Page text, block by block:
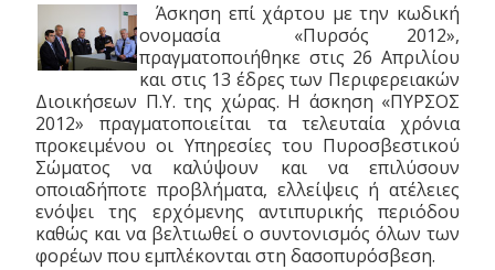
Άσκηση επί χάρτου με την κωδική
ονομασία «Πυρσός 2012»,
πραγματοποιήθηκε στις 26 Απριλίου
και στις 13 έδρες των Περιφερειακών
Διοικήσεων Π.Υ. της χώρας. Η άσκηση «ΠΥΡΣΟΣ
2012» πραγματοποιείται τα τελευταία χρόνια
προκειμένου οι Υπηρεσίες του Πυροσβεστικού
Σώματος να καλύψουν και να επιλύσουν
οποιαδήποτε προβλήματα, ελλείψεις ή ατέλειες
ενόψει της ερχόμενης αντιπυρικής περιόδου
καθώς και να βελτιωθεί ο συντονισμός όλων των
φορέων που εμπλέκονται στη δασοπυρόσβεση.